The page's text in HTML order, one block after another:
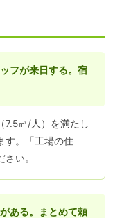
フが来日する。宿
7.5㎡/人）を満たし
す。「工場の住
い。
ある。まとめて頼